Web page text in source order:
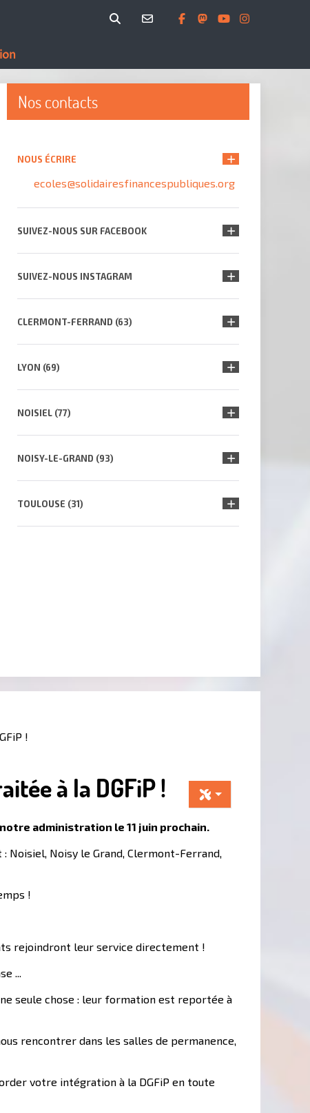
Nos contacts
NOUS ÉCRIRE
ecoles@solidairesfinancespubliques.org
SUIVEZ-NOUS SUR FACEBOOK
SUIVEZ-NOUS INSTAGRAM
CLERMONT-FERRAND (63)
LYON (69)
NOISIEL (77)
NOISY-LE-GRAND (93)
TOULOUSE (31)
!
à la DGFiP !
administration le 11 juin prochain.
Noisy le Grand, Clermont-Ferrand,
!
rejoindront leur service directement !
...
seule chose : leur formation est reportée à
rencontrer dans les salles de permanence,
votre intégration à la DGFiP en toute